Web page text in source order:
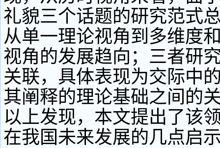
礼貌三个话题的研究范式
从单一理论视角到多维度
视角的发展趋向；三者研
关联，具体表现为交际中
其阐释的理论基础之间的
以上发现，本文提出了该
在我国未来发展的几点启